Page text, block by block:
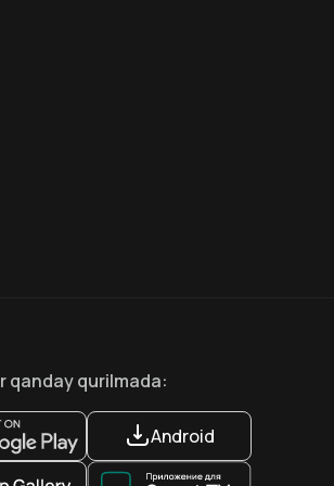
qanday qurilmada:
Android